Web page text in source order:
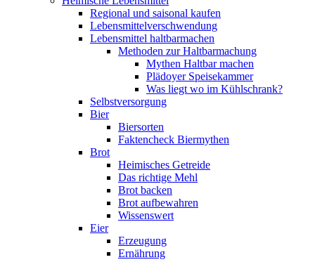
Regional und saisonal kaufen
Lebensmittelverschwendung
Lebensmittel haltbarmachen
Methoden zur Haltbarmachung
Mythen Haltbar machen
Plädoyer Speisekammer
Was liegt wo im Kühlschrank?
Selbstversorgung
Bier
Biersorten
Faktencheck Biermythen
Brot
Heimisches Getreide
Das richtige Mehl
Brot backen
Brot aufbewahren
Wissenswert
Eier
Erzeugung
Ernährung